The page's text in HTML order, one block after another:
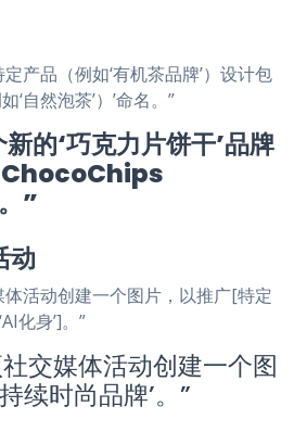
产品（例如‘有机茶品牌’）设计包
‘自然泡茶’）’命名。”
的‘巧克力片饼干’品牌
”
动
活动创建一个图片，以推广[特定
化身’]。”
交媒体活动创建一个图
续时尚品牌’。”